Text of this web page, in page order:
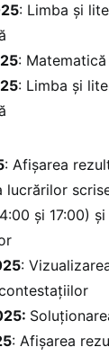
: Limba și
:
: Limba și
: Afișarea
lucrărilor
și 17:00)
:
: Afișarea